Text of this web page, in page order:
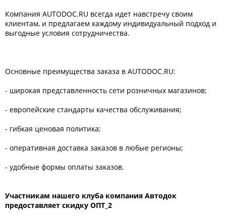
Компания AUTODOC.RU всегда идет навстречу своим
клиентам, и предлагаем каждому индивидуальный подход и
выгодные условия сотрудничества.
Основные преимущества заказа в AUTODOC.RU:
- широкая представленность сети розничных магазинов;
- европейские стандарты качества обслуживания;
- гибкая ценовая политика;
- оперативная доставка заказов в любые регионы;
- удобные формы оплаты заказов.
Участникам нашего клуба компания Автодок
предоставляет скидку ОПТ_2